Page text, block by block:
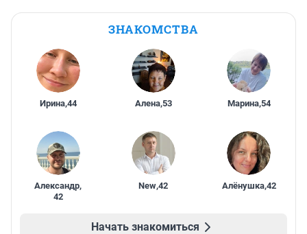
ЗНАКОМСТВА
Ирина,44 Алена,53 Марина,54
Александр,
42
New,42 Алёнушка,42
Начать знакомиться